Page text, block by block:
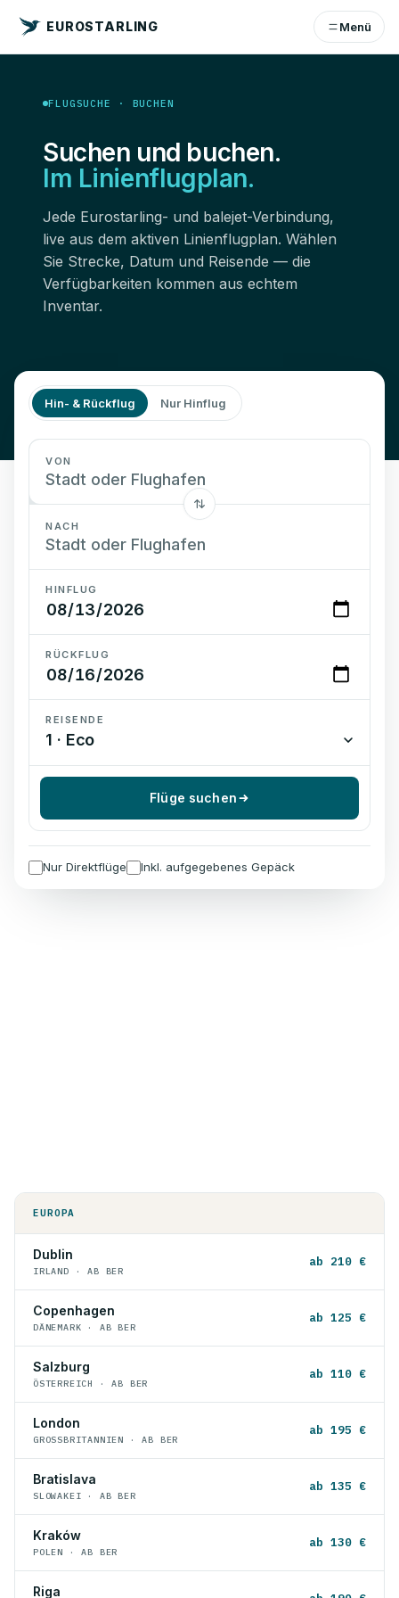
EUROSTARLING Menü
FLUGSUCHE · BUCHEN
Suchen und buchen.
Im Linienflugplan.
Jede Eurostarling- und balejet-Verbindung,
live aus dem aktiven Linienflugplan. Wählen
Sie Strecke, Datum und Reisende — die
Verfügbarkeiten kommen aus echtem
Inventar.
Hin- & Rückflug Nur Hinflug
VON
NACH
HINFLUG
RÜCKFLUG
REISENDE
1 · Eco
Flüge suchen
Nur Direktflüge Inkl. aufgegebenes Gepäck
EUROPA
Dublin
IRLAND · AB BER
ab 210 €
Copenhagen
DÄNEMARK · AB BER
ab 125 €
Salzburg
ÖSTERREICH · AB BER
ab 110 €
London
GROSSBRITANNIEN · AB BER
ab 195 €
Bratislava
SLOWAKEI · AB BER
ab 135 €
Kraków
POLEN · AB BER
ab 130 €
Riga